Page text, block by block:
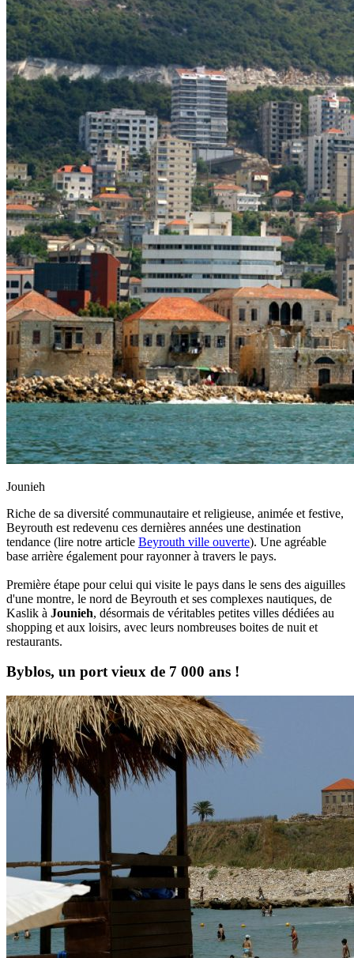
Jounieh
Riche de sa diversité communautaire et religieuse, animée et festive,
Beyrouth est redevenu ces dernières années une destination
tendance (lire notre article Beyrouth ville ouverte). Une agréable
base arrière également pour rayonner à travers le pays.
Première étape pour celui qui visite le pays dans le sens des aiguilles
d'une montre, le nord de Beyrouth et ses complexes nautiques, de
Kaslik à Jounieh, désormais de véritables petites villes dédiées au
shopping et aux loisirs, avec leurs nombreuses boites de nuit et
restaurants.
Byblos, un port vieux de 7 000 ans !